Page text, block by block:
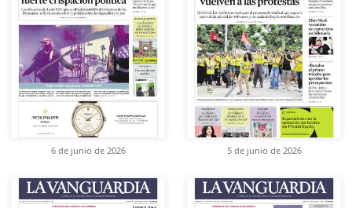
6 de junio de 2026 5 de junio de 2026